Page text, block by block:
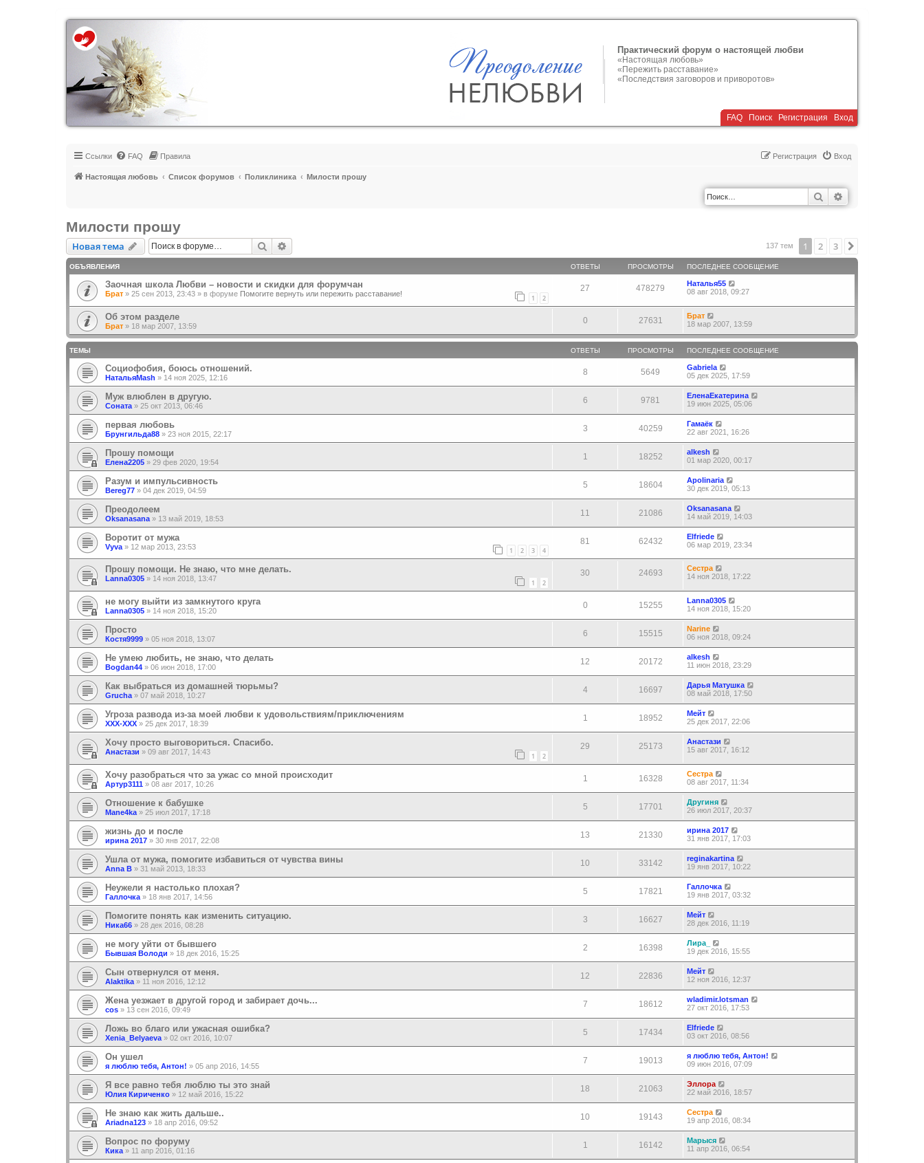
Регистрация
Практический форум о настоящей любви
«Настоящая любовь»
«Пережить расставание»
«Последствия заговоров и приворотов»
FAQ Поиск Регистрация Вход
Ссылки FAQ Правила Вход
Регистрация
Настоящая любовь Список форумов Поликлиника Милости прошу
Поиск
Милости прошу
Новая тема
Новаятема Поиск 137 тем 1 2 3
ОБЪЯВЛЕНИЯ ОТВЕТЫ ПРОСМОТРЫ ПОСЛЕДНЕЕ СООБЩЕНИЕ
Заочная школа Любви – новости и скидки для форумчан
Брат » 25 сен 2013, 23:43 » в форуме Помогите вернуть или пережить расставание! 1 2
27 478279
Наталья55
08 авг 2018, 09:27
Об этом разделе
Брат » 18 мар 2007, 13:59
0 27631
Брат
18 мар 2007, 13:59
ТЕМЫ ОТВЕТЫ ПРОСМОТРЫ ПОСЛЕДНЕЕ СООБЩЕНИЕ
Социофобия, боюсь отношений.
НатальяMash » 14 ноя 2025, 12:16
8 5649
Gabriela
05 дек 2025, 17:59
Муж влюблен в другую.
Соната » 25 окт 2013, 06:46
6 9781
ЕленаЕкатерина
19 июн 2025, 05:06
первая любовь
Брунгильда88 » 23 ноя 2015, 22:17
3 40259
Гамаёк
22 авг 2021, 16:26
Прошу помощи
Елена2205 » 29 фев 2020, 19:54
1 18252
alkesh
01 мар 2020, 00:17
Разум и импульсивность
Bereg77 » 04 дек 2019, 04:59
5 18604
Apolinaria
30 дек 2019, 05:13
Преодолеем
Oksanasana » 13 май 2019, 18:53
11 21086
Oksanasana
14 май 2019, 14:03
Воротит от мужа
Vyva » 12 мар 2013, 23:53 1 2 3 4
81 62432
Elfriede
06 мар 2019, 23:34
Прошу помощи. Не знаю, что мне делать.
Lanna0305 » 14 ноя 2018, 13:47 1 2
30 24693
Сестра
14 ноя 2018, 17:22
не могу выйти из замкнутого круга
Lanna0305 » 14 ноя 2018, 15:20
0 15255
Lanna0305
14 ноя 2018, 15:20
Просто
Костя9999 » 05 ноя 2018, 13:07
6 15515
Narine
06 ноя 2018, 09:24
Не умею любить, не знаю, что делать
Bogdan44 » 06 июн 2018, 17:00
12 20172
alkesh
11 июн 2018, 23:29
Как выбраться из домашней тюрьмы?
Grucha » 07 май 2018, 10:27
4 16697
Дарья Матушка
08 май 2018, 17:50
Угроза развода из-за моей любви к удовольствиям/приключениям
XXX-XXX » 25 дек 2017, 18:39
1 18952
Мейт
25 дек 2017, 22:06
Хочу просто выговориться. Спасибо.
Анастази » 09 авг 2017, 14:43 1 2
29 25173
Анастази
15 авг 2017, 16:12
Хочу разобраться что за ужас со мной происходит
Артур3111 » 08 авг 2017, 10:26
1 16328
Сестра
08 авг 2017, 11:34
Отношение к бабушке
Mane4ka » 25 июл 2017, 17:18
5 17701
Другиня
26 июл 2017, 20:37
жизнь до и после
ирина 2017 » 30 янв 2017, 22:08
13 21330
ирина 2017
31 янв 2017, 17:03
Ушла от мужа, помогите избавиться от чувства вины
Anna B » 31 май 2013, 18:33
10 33142
reginakartina
19 янв 2017, 10:22
Неужели я настолько плохая?
Галлочка » 18 янв 2017, 14:56
5 17821
Галлочка
19 янв 2017, 03:32
Помогите понять как изменить ситуацию.
Ника66 » 28 дек 2016, 08:28
3 16627
Мейт
28 дек 2016, 11:19
не могу уйти от бывшего
Бывшая Володи » 18 дек 2016, 15:25
2 16398
Лира_
19 дек 2016, 15:55
Сын отвернулся от меня.
Alaktika » 11 ноя 2016, 12:12
12 22836
Мейт
12 ноя 2016, 12:37
Жена уезжает в другой город и забирает дочь...
cos » 13 сен 2016, 09:49
7 18612
wladimir.lotsman
27 окт 2016, 17:53
Ложь во благо или ужасная ошибка?
Xenia_Belyaeva » 02 окт 2016, 10:07
5 17434
Elfriede
03 окт 2016, 08:56
Он ушел
я люблю тебя, Антон! » 05 апр 2016, 14:55
7 19013
я люблю тебя, Антон!
09 июн 2016, 07:09
Я все равно тебя люблю ты это знай
Юлия Кириченко » 12 май 2016, 15:22
18 21063
Эллора
22 май 2016, 18:57
Не знаю как жить дальше..
Ariadna123 » 18 апр 2016, 09:52
10 19143
Сестра
19 апр 2016, 08:34
Вопрос по форуму
Кика » 11 апр 2016, 01:16
1 16142
Марыся
11 апр 2016, 06:54